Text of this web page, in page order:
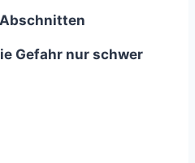
Gefahr nur schwer